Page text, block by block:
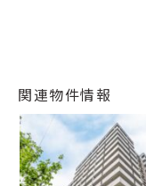
関連物件情報